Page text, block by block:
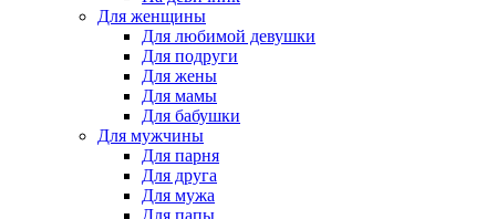
Для женщины
Для любимой девушки
Для подруги
Для жены
Для мамы
Для бабушки
Для мужчины
Для парня
Для друга
Для мужа
Для папы